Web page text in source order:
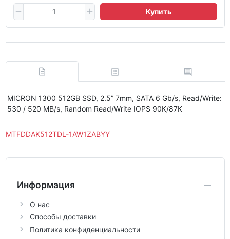
Купить
MICRON 1300 512GB SSD, 2.5” 7mm, SATA 6 Gb/s, Read/Write:
530 / 520 MB/s, Random Read/Write IOPS 90K/87K
MTFDDAK512TDL-1AW1ZABYY
Информация
О нас
Способы доставки
Политика конфиденциальности